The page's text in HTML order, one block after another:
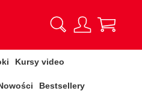
Kursy video
Bestsellery